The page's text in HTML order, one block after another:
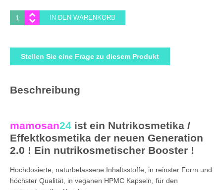
Stellen Sie eine Frage zu diesem Produkt
Beschreibung
mamosan24 ist ein Nutrikosmetika /
Effektkosmetika der neuen Generation
2.0 ! Ein nutrikosmetischer Booster !
Hochdosierte, naturbelassene Inhaltsstoffe, in reinster Form und
höchster Qualität, in veganen HPMC Kapseln, für den